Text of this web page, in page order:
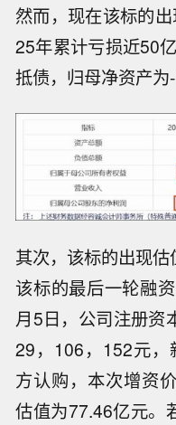
然而，现在该标的
25年累计亏损近50
抵债，归母净资产为-
其次，该标的出现估
该标的最后一轮融
月5日，公司注册资
29，106，152元
方认购，本次增资
估值为77.46亿元。